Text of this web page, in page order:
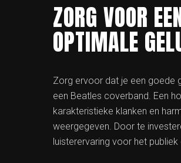
ZORG VOOR
OPTIMALE
Zorg ervoor dat je een goede
een Beatles coverband. Een
karakteristieke klanken en
weergegeven. Door te
luisterervaring voor het